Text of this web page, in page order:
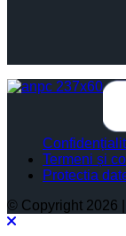
Termeni și
Protectia
© Copyright 2026